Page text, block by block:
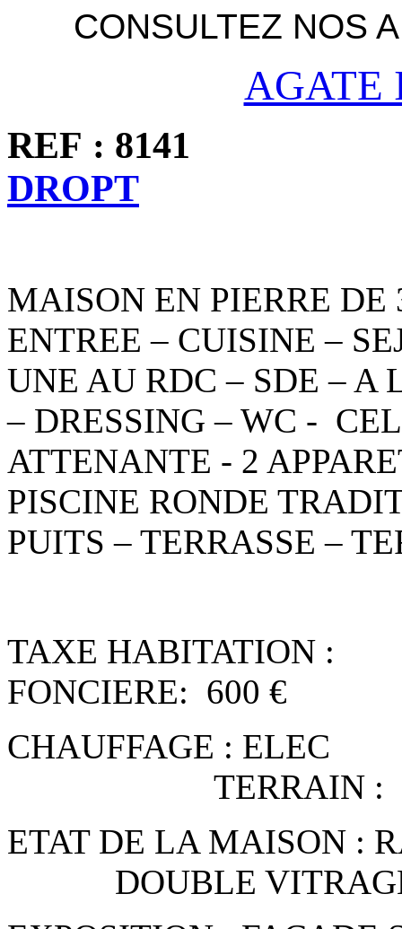
CONSULTEZ NOS
AGATE
REF :
DROPT
MAISON EN PIERRE
ENTREE – CUISINE –
UNE AU RDC – SDE – A
– DRESSING – WC -
ATTENANTE - 2
PISCINE RONDE
PUITS – TERRASSE –
TAXE
FONCIERE: 600 €
CHAUFFAGE
ETAT DE LA MAISON
DOUBLE VITRAGE